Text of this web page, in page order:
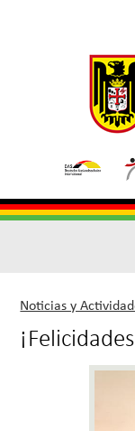
Useful
Links
Noticias y